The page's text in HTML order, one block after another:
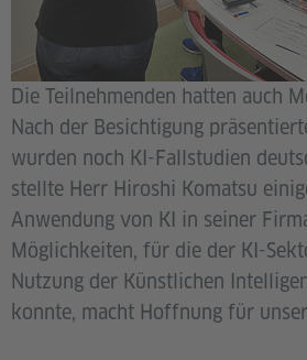
Die Teilnehmenden hatten auch
Nach der Besichtigung
wurden noch KI-Fallstudien
stellte Herr Hiroshi Komatsu
Anwendung von KI in seiner
Möglichkeiten, für die der KI-
Nutzung der Künstlichen
konnte, macht Hoffnung für